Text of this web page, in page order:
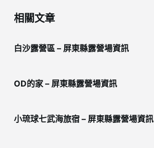
相關文章
白沙露營區 – 屏東縣露營場資訊
OD的家 – 屏東縣露營場資訊
小琉球七武海旅宿 – 屏東縣露營場資訊